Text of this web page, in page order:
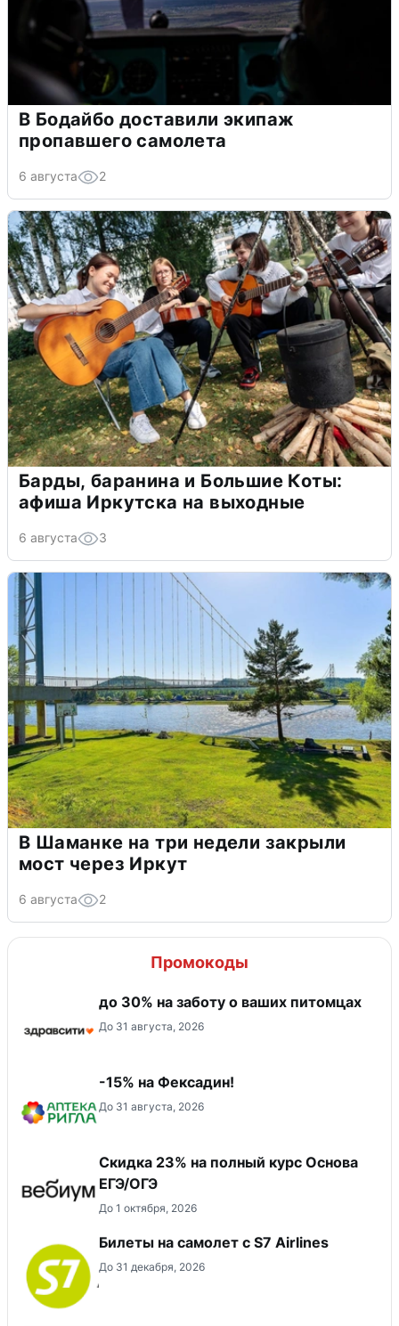
В Бодайбо доставили экипаж
пропавшего самолета
6 августа 2
Барды, баранина и Большие Коты:
афиша Иркутска на выходные
6 августа 3
В Шаманке на три недели закрыли
мост через Иркут
6 августа 2
Промокоды
до 30% на заботу о ваших питомцах
До 31 августа, 2026
-15% на Фексадин!
До 31 августа, 2026
Скидка 23% на полный курс Основа
ЕГЭ/ОГЭ
До 1 октября, 2026
Билеты на самолет с S7 Airlines
До 31 декабря, 2026